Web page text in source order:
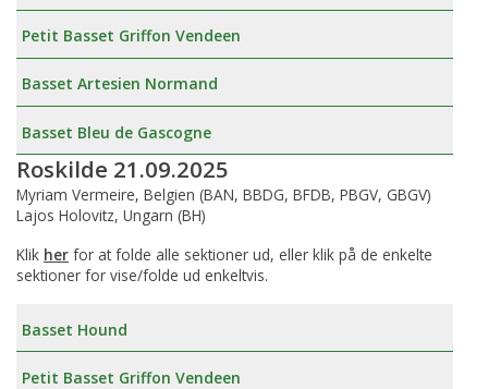
Petit Basset Griffon Vendeen
Basset Artesien Normand
Basset Bleu de Gascogne
Roskilde 21.09.2025
Myriam Vermeire, Belgien (BAN, BBDG, BFDB, PBGV, GBGV)
Lajos Holovitz, Ungarn (BH)
Klik her for at folde alle sektioner ud, eller klik på de enkelte
sektioner for vise/folde ud enkeltvis.
Basset Hound
Petit Basset Griffon Vendeen